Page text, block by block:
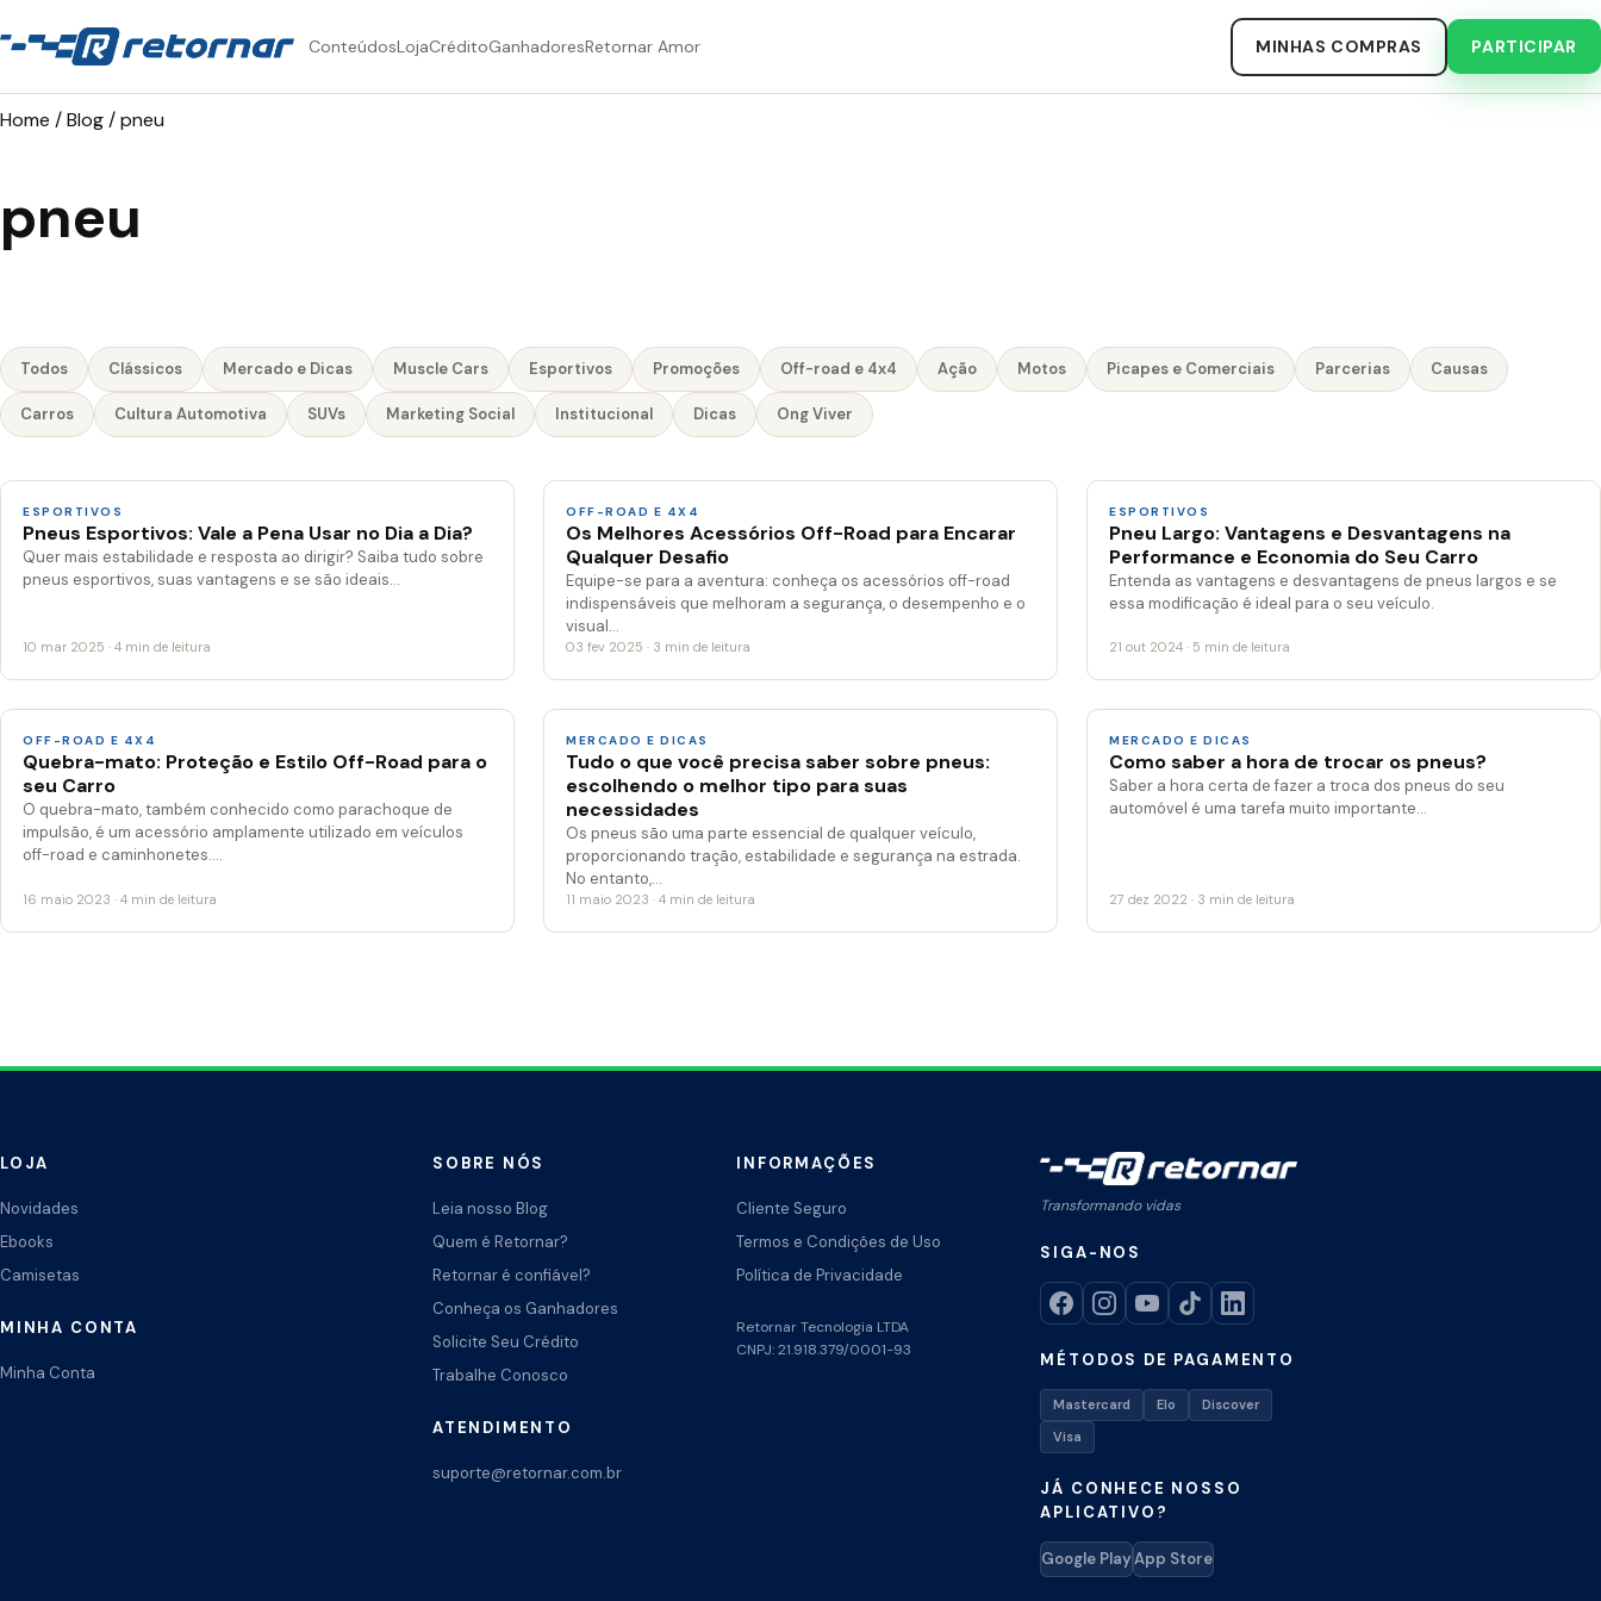
ConteúdosLojaCréditoGanhadoresRetornar Amor MINHAS COMPRAS PARTICIPAR
Home /Blog/pneu
pneu
Todos Clássicos Mercado e Dicas Muscle Cars Esportivos Promoções Off-road e 4x4 Ação Motos Picapes e Comerciais Parcerias Causas
Carros Cultura Automotiva SUVs Marketing Social Institucional Dicas Ong Viver
ESPORTIVOS
Pneus Esportivos: Vale a Pena Usar no Dia a Dia?
Quer mais estabilidade e resposta ao dirigir? Saiba tudo sobre
pneus esportivos, suas vantagens e se são ideais…
10 mar 2025 · 4 min de leitura
OFF-ROAD E 4X4
Os Melhores Acessórios Off-Road para Encarar
Qualquer Desafio
Equipe-se para a aventura: conheça os acessórios off-road
indispensáveis que melhoram a segurança, o desempenho e o
visual…
03 fev 2025 · 3 min de leitura
ESPORTIVOS
Pneu Largo: Vantagens e Desvantagens na
Performance e Economia do Seu Carro
Entenda as vantagens e desvantagens de pneus largos e se
essa modificação é ideal para o seu veículo.
21 out 2024 · 5 min de leitura
OFF-ROAD E 4X4
Quebra-mato: Proteção e Estilo Off-Road para o
seu Carro
O quebra-mato, também conhecido como parachoque de
impulsão, é um acessório amplamente utilizado em veículos
off-road e caminhonetes.…
16 maio 2023 · 4 min de leitura
MERCADO E DICAS
Tudo o que você precisa saber sobre pneus:
escolhendo o melhor tipo para suas
necessidades
Os pneus são uma parte essencial de qualquer veículo,
proporcionando tração, estabilidade e segurança na estrada.
No entanto,…
11 maio 2023 · 4 min de leitura
MERCADO E DICAS
Como saber a hora de trocar os pneus?
Saber a hora certa de fazer a troca dos pneus do seu
automóvel é uma tarefa muito importante…
27 dez 2022 · 3 min de leitura
LOJA
Novidades
Ebooks
Camisetas
MINHA CONTA
Minha Conta
SOBRE NÓS
Leia nosso Blog
Quem é Retornar?
Retornar é confiável?
Conheça os Ganhadores
Solicite Seu Crédito
Trabalhe Conosco
ATENDIMENTO
suporte@retornar.com.br
INFORMAÇÕES
Cliente Seguro
Termos e Condições de Uso
Política de Privacidade
Retornar Tecnologia LTDA
CNPJ: 21.918.379/0001-93
Transformando vidas
SIGA-NOS
MÉTODOS DE PAGAMENTO
Mastercard Elo
Discover
Visa
JÁ CONHECE NOSSO
APLICATIVO?
Google PlayApp Store